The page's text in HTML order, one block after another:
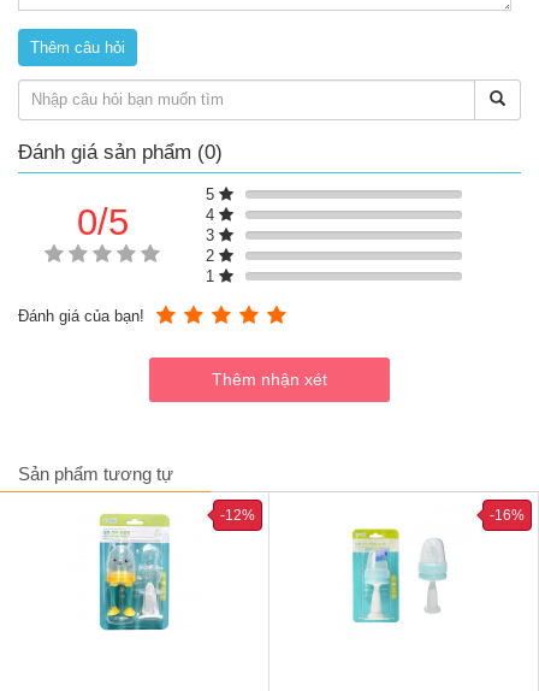
Núm ti được làm từ silicon mềm và thân thiện với môi trường,
lành tính với sức khỏe của bé
Thiể kế những lỗ nhỏ 2mm trên núm ti hỗ trợ giữ lại phần bã
của thức ăn không lọt qua được và làm giảm nguy cơ bị hóc
ở trẻ trong giai đoạn ăn dặm
Hỗ trợ phản xạ cầm nắm và thao tác đưa tay vào miệng cho
bé khi tập ăn thô
Review núm nhai ăn dặm cho bé BC Babycare 1302 có tốt
Đánh giá sản phẩm (0)
0/5
5
4
3
2
1
Đánh giá của bạn!
Sản phẩm tương tự
-12% -16%